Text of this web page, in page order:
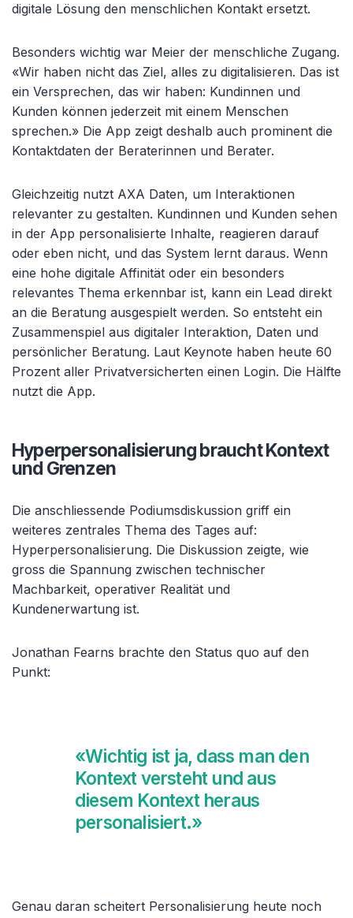
digitale Lösung den menschlichen Kontakt ersetzt.
Besonders wichtig war Meier der menschliche Zugang.
«Wir haben nicht das Ziel, alles zu digitalisieren. Das ist
ein Versprechen, das wir haben: Kundinnen und
Kunden können jederzeit mit einem Menschen
sprechen.» Die App zeigt deshalb auch prominent die
Kontaktdaten der Beraterinnen und Berater.
Gleichzeitig nutzt AXA Daten, um Interaktionen
relevanter zu gestalten. Kundinnen und Kunden sehen
in der App personalisierte Inhalte, reagieren darauf
oder eben nicht, und das System lernt daraus. Wenn
eine hohe digitale Affinität oder ein besonders
relevantes Thema erkennbar ist, kann ein Lead direkt
an die Beratung ausgespielt werden. So entsteht ein
Zusammenspiel aus digitaler Interaktion, Daten und
persönlicher Beratung. Laut Keynote haben heute 60
Prozent aller Privatversicherten einen Login. Die Hälfte
nutzt die App.
Hyperpersonalisierung braucht Kontext
und Grenzen
Die anschliessende Podiumsdiskussion griff ein
weiteres zentrales Thema des Tages auf:
Hyperpersonalisierung. Die Diskussion zeigte, wie
gross die Spannung zwischen technischer
Machbarkeit, operativer Realität und
Kundenerwartung ist.
Jonathan Fearns brachte den Status quo auf den
Punkt:
«Wichtig ist ja, dass man den
Kontext versteht und aus
diesem Kontext heraus
personalisiert.»
Genau daran scheitert Personalisierung heute noch